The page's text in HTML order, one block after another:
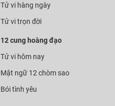
Tử vi hàng ngày
Tử vi trọn đời
12 cung hoàng đạo
Tử vi hôm nay
Mật ngữ 12 chòm sao
Bói tình yêu